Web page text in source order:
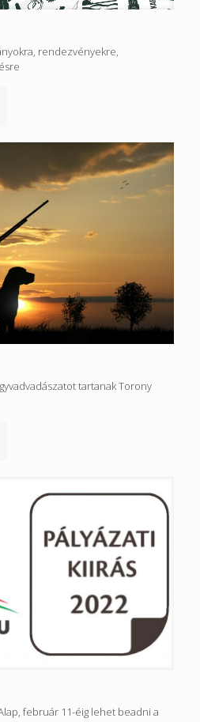
rendezvényekre,
tartanak Torony
február 11-éig lehet beadni a